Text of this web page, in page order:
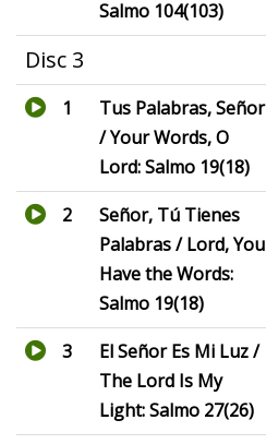
Salmo 104(103)
Disc 3
1
Tus Palabras, Señor
/ Your Words, O
Lord: Salmo 19(18)
2
Señor, Tú Tienes
Palabras / Lord, You
Have the Words:
Salmo 19(18)
3
El Señor Es Mi Luz /
The Lord Is My
Light: Salmo 27(26)